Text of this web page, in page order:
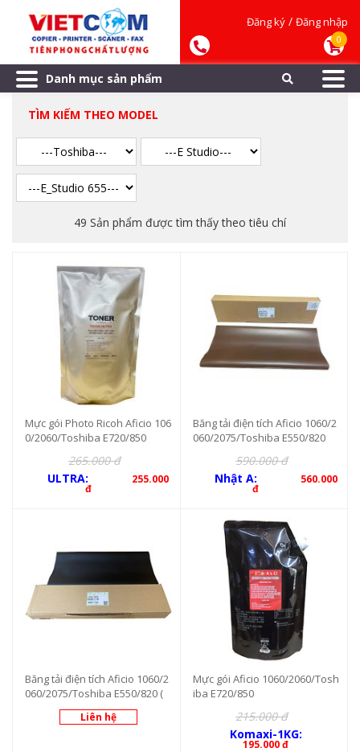
Đăng ký / Đăng nhập
0
Danh mục sản phẩm
TÌM KIẾM THEO MODEL
49 Sản phẩm được tìm thấy theo tiêu chí
Mực gói Photo Ricoh Aficio 106
0/2060/Toshiba E720/850
265.000 đ
ULTRA:
255.000
đ
Băng tải điện tích Aficio 1060/2
060/2075/Toshiba E550/820
590.000 đ
Nhật A:
560.000
đ
Băng tải điện tích Aficio 1060/2
060/2075/Toshiba E550/820 (
màu đen)
Liên hệ
Mực gói Aficio 1060/2060/Tosh
iba E720/850
215.000 đ
Komaxi-1KG:
195.000 đ